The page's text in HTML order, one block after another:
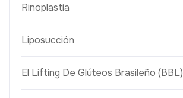
Rinoplastia
Liposucción
El Lifting De Glúteos Brasileño (BBL)